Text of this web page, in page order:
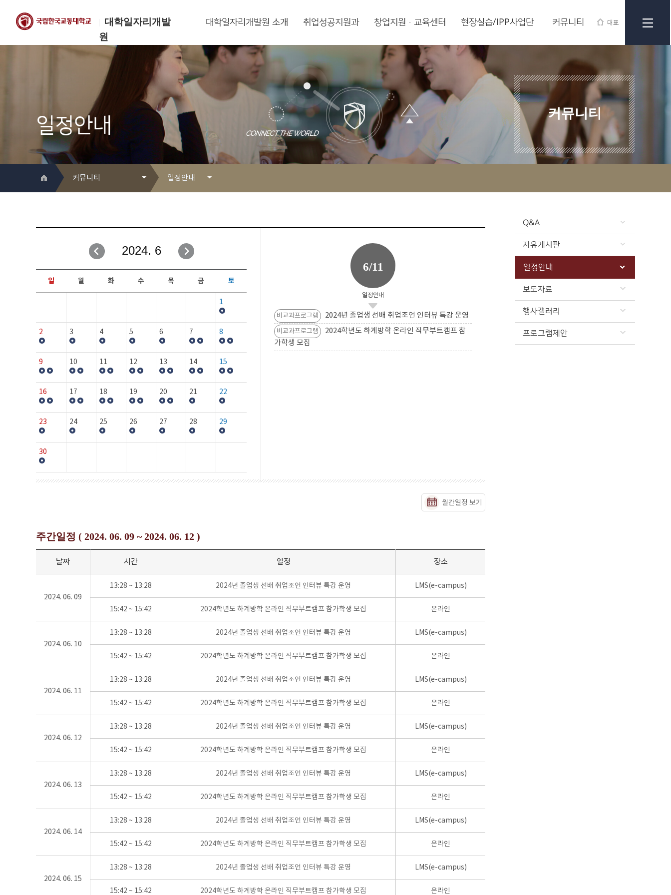
대학일자리개발
원
대표
한국교통대학교
대학일자리개발원
대학일자리개발원 소개 취업성공지원과 창업지원·교육센터 현장실습/IPP사업단 커뮤니티
일정안내
커뮤니티
커뮤니티
취업성공지원과
창업지원·교육센터
현장실습/IPP사업단
커뮤니티
일정안내
자유게시판
일정안내
보도자료
행사갤러리
Q&A
자유게시판
일정안내
보도자료
행사갤러리
프로그램제안
2024. 6
일 월 화 수 목 금 토
1
2 3 4 5 6 7 8
9 10 11 12 13 14 15
16 17 18 19 20 21 22
23 24 25 26 27 28 29
30
6/11
일정안내
비교과프로그램 2024년 졸업생 선배 취업조언 인터뷰 특강 운영
비교과프로그램
2024학년도 하계방학 온라인 직무부트캠프 참
가학생 모집
월간일정 보기
주간일정 ( 2024. 06. 09 ~ 2024. 06. 12 )
날짜 시간 일정 장소
2024. 06. 09
13:28 ~ 13:28 2024년 졸업생 선배 취업조언 인터뷰 특강 운영 LMS(e-campus)
15:42 ~ 15:42 2024학년도 하계방학 온라인 직무부트캠프 참가학생 모집 온라인
2024. 06. 10
13:28 ~ 13:28 2024년 졸업생 선배 취업조언 인터뷰 특강 운영 LMS(e-campus)
15:42 ~ 15:42 2024학년도 하계방학 온라인 직무부트캠프 참가학생 모집 온라인
2024. 06. 11
13:28 ~ 13:28 2024년 졸업생 선배 취업조언 인터뷰 특강 운영 LMS(e-campus)
15:42 ~ 15:42 2024학년도 하계방학 온라인 직무부트캠프 참가학생 모집 온라인
2024. 06. 12
13:28 ~ 13:28 2024년 졸업생 선배 취업조언 인터뷰 특강 운영 LMS(e-campus)
15:42 ~ 15:42 2024학년도 하계방학 온라인 직무부트캠프 참가학생 모집 온라인
2024. 06. 13
13:28 ~ 13:28 2024년 졸업생 선배 취업조언 인터뷰 특강 운영 LMS(e-campus)
15:42 ~ 15:42 2024학년도 하계방학 온라인 직무부트캠프 참가학생 모집 온라인
2024. 06. 14
13:28 ~ 13:28 2024년 졸업생 선배 취업조언 인터뷰 특강 운영 LMS(e-campus)
15:42 ~ 15:42 2024학년도 하계방학 온라인 직무부트캠프 참가학생 모집 온라인
2024. 06. 15
13:28 ~ 13:28 2024년 졸업생 선배 취업조언 인터뷰 특강 운영 LMS(e-campus)
15:42 ~ 15:42 2024학년도 하계방학 온라인 직무부트캠프 참가학생 모집 온라인